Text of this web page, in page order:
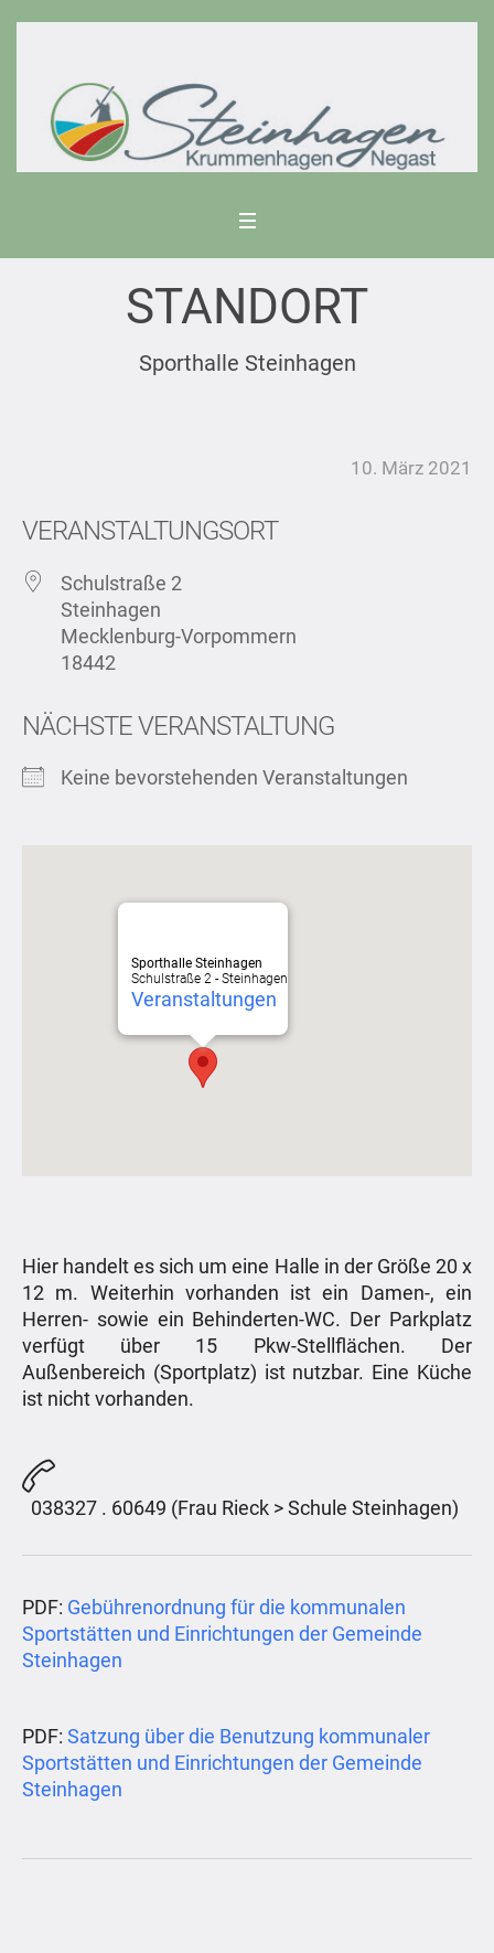
STANDORT
Sporthalle Steinhagen
10. März 2021
VERANSTALTUNGSORT
Schulstraße 2
Steinhagen
Mecklenburg-Vorpommern
18442
NÄCHSTE VERANSTALTUNG
Keine bevorstehenden Veranstaltungen
Sporthalle Steinhagen
Schulstraße 2 - Steinhagen
Veranstaltungen
Hier handelt es sich um eine Halle in der Größe 20 x
12 m. Weiterhin vorhanden ist ein Damen-, ein
Herren- sowie ein Behinderten-WC. Der Parkplatz
verfügt über 15 Pkw-Stellflächen. Der
Außenbereich (Sportplatz) ist nutzbar. Eine Küche
ist nicht vorhanden.
038327 . 60649 (Frau Rieck > Schule Steinhagen)
PDF: Gebührenordnung für die kommunalen
Sportstätten und Einrichtungen der Gemeinde
Steinhagen
PDF: Satzung über die Benutzung kommunaler
Sportstätten und Einrichtungen der Gemeinde
Steinhagen